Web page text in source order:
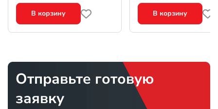
В корзину В корзину
Отправьте готовую
заявку